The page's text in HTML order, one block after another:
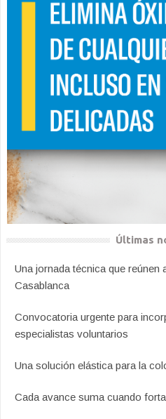
Últimas
Una jornada técnica que reúnen
Casablanca
Convocatoria urgente para
especialistas voluntarios
Una solución elástica para la
Cada avance suma cuando